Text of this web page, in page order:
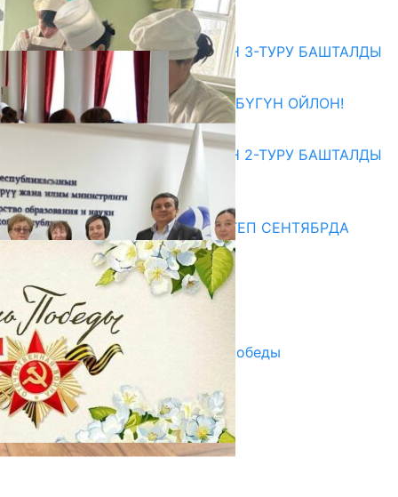
Абитуриент
ЖОЖДОРГО КАБЫЛ АЛУУНУН 3-ТУРУ БАШТАЛДЫ
27.07.2026
ӨЗҮҢДҮН КЕЛЕЧЕГИҢ ҮЧҮН БҮГҮН ОЙЛОН!
20.07.2026
ЖОЖДОРГО КАБЫЛ АЛУУНУН 2-ТУРУ БАШТАЛДЫ
20.07.2026
Медиа
СУЗАКТА 750 ОРУНДУУ МЕКТЕП СЕНТЯБРДА
ПАЙДАЛАНУУГА БЕРИЛЕТ
07.08.2025
Улуу Жеңиштин жандуу сөзү
29.04.2025
Награды в преддверии Дня Победы
29.04.2025